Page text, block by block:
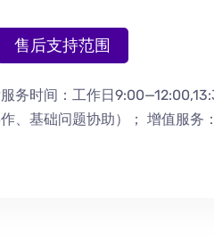
售后支持范围
务时间：工作日
、 基础问题协助） ； 增值服务